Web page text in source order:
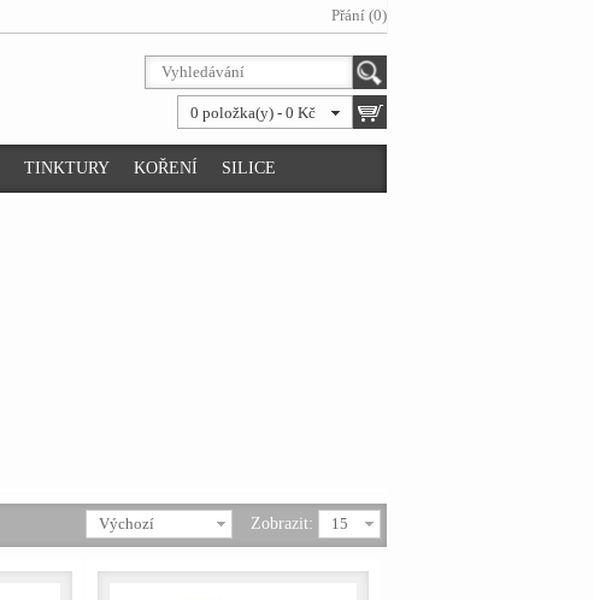
Přání (0)
0 položka(y) - 0 Kč
TINKTURY KOŘENÍ SILICE
Zobrazit: 15
Výchozí